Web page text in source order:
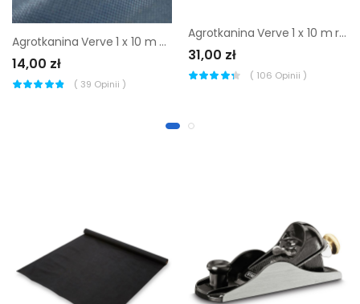
Agrotkanina Verve 1 x 10 m 50 g
14,00 zł
( 39 Opinii )
Agrotkanina Verve 1 x 10 m rolka
31,00 zł
( 106 Opinii )